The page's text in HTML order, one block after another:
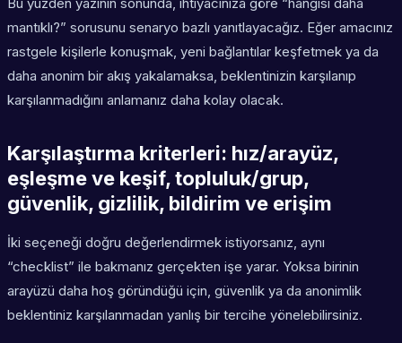
mantıklı?” sorusunu senaryo bazlı yanıtlayacağız. Eğer amacınız
rastgele kişilerle konuşmak, yeni bağlantılar keşfetmek ya da
daha anonim bir akış yakalamaksa, beklentinizin karşılanıp
karşılanmadığını anlamanız daha kolay olacak.
Karşılaştırma kriterleri: hız/arayüz,
eşleşme ve keşif, topluluk/grup,
güvenlik, gizlilik, bildirim ve erişim
İki seçeneği doğru değerlendirmek istiyorsanız, aynı
“checklist” ile bakmanız gerçekten işe yarar. Yoksa birinin
arayüzü daha hoş göründüğü için, güvenlik ya da anonimlik
beklentiniz karşılanmadan yanlış bir tercihe yönelebilirsiniz.